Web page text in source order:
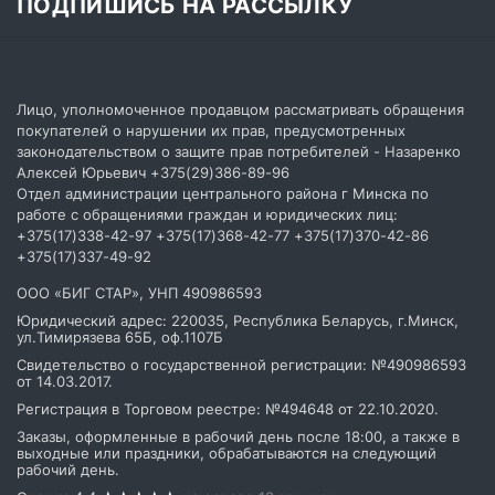
Возврат
Настройка политики cookie
ПОДПИШИСЬ НА РАССЫЛКУ
ПОДПИСАТЬСЯ
Лицо, уполномоченное продавцом рассматривать обращения
покупателей о нарушении их прав, предусмотренных
законодательством о защите прав потребителей - Назаренко
Алексей Юрьевич +375(29)386-89-96
Отдел администрации центрального района г Минска по
работе с обращениями граждан и юридических лиц:
+375(17)338-42-97 +375(17)368-42-77 +375(17)370-42-86
+375(17)337-49-92
ООО «БИГ СТАР», УНП 490986593
Юридический адрес: 220035, Республика Беларусь, г.Минск,
ул.Тимирязева 65Б, оф.1107Б
Свидетельство о государственной регистрации: №490986593
от 14.03.2017.
Регистрация в Торговом реестре: №494648 от 22.10.2020.
Заказы, оформленные в рабочий день после 18:00, а также в
выходные или праздники, обрабатываются на следующий
рабочий день.